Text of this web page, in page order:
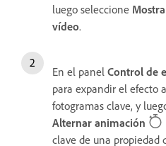
luego seleccione
vídeo.
En el panel Control de
para expandir el efecto
fotogramas clave, y
Alternar animación
clave de una propiedad